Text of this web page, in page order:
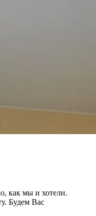
как мы и хотели.
Будем Вас